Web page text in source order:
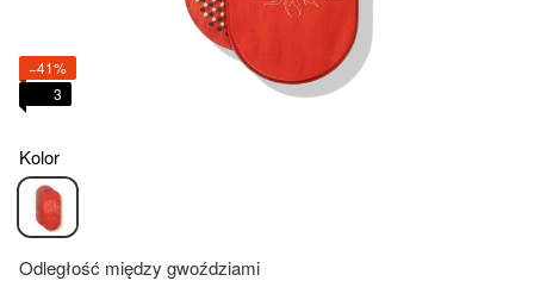
−41%
3
Kolor
Odległość między gwoździami